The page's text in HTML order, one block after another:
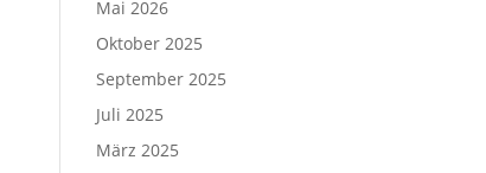
Mai 2026
Oktober 2025
September 2025
Juli 2025
März 2025